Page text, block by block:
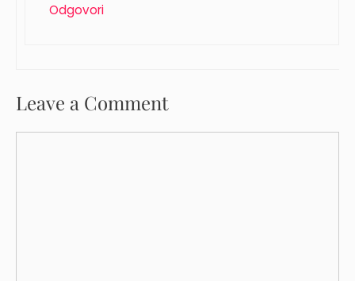
Odgovori
Leave a Comment